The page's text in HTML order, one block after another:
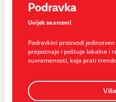
Podravka
Uvijek sa srcem!
Podravkini proizvodi
prepoznaje i poštuje lokalne i
suvremenosti, koja prati
Više